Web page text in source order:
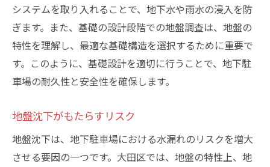
システムを取り入れることで、地下水や雨水の浸入を防
ぎます。また、基礎の設計段階での地盤調査は、地盤の
特性を理解し、最適な基礎構造を選択するために重要で
す。このように、基礎設計を適切に行うことで、地下駐
車場の耐久性と安全性を確保します。
地盤沈下がもたらすリスク
地盤沈下は、地下駐車場における水漏れのリスクを増大
させる要因の一つです。大田区では、地盤の特性上、地